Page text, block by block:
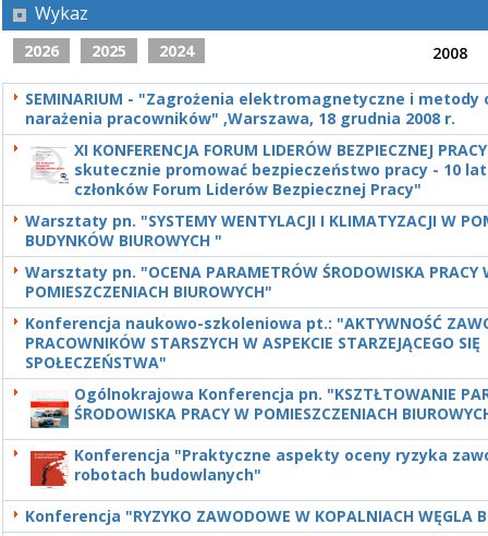
Wykaz
2026 2025 2024 2008
SEMINARIUM - "Zagrożenia elektromagnetyczne i metody
narażenia pracowników" ,Warszawa, 18 grudnia 2008 r.
XI KONFERENCJA FORUM LIDERÓW BEZPIECZNEJ
skutecznie promować bezpieczeństwo pracy - 10
członków Forum Liderów Bezpiecznej Pracy"
Warsztaty pn. "SYSTEMY WENTYLACJI I KLIMATYZACJI W
BUDYNKÓW BIUROWYCH "
Warsztaty pn. "OCENA PARAMETRÓW ŚRODOWISKA PRACY
POMIESZCZENIACH BIUROWYCH"
Konferencja naukowo-szkoleniowa pt.: "AKTYWNOŚĆ
PRACOWNIKÓW STARSZYCH W ASPEKCIE STARZEJĄCEGO SIĘ
SPOŁECZEŃSTWA"
Ogólnokrajowa Konferencja pn. "KSZTŁTOWANIE
ŚRODOWISKA PRACY W POMIESZCZENIACH
Konferencja "Praktyczne aspekty oceny ryzyka
robotach budowlanych"
Konferencja "RYZYKO ZAWODOWE W KOPALNIACH WĘGLA